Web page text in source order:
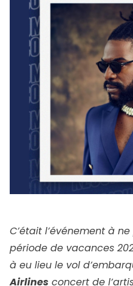
C’était l’événement à
période de vacances
à eu lieu le vol
Airlines concert de